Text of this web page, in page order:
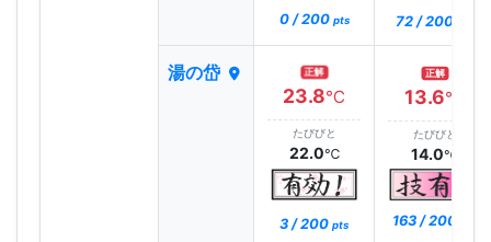
0 / 200 pts 72 / 200
湯の岱 正解
23.8℃
たびびと
22.0℃
3 / 200 pts
正解
13.6℃
たびびと
14.0℃
163 / 200